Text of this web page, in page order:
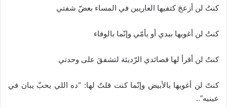
كنتُ لن أزعجَ كتفيها العاريين في المساء بعضّ شفتي
كنتُ لن أغويها بيدي أو بأمّي وإنّما بالوفاء
كنتُ لن أقرأ لها قصائدي الرّديئة لتشفقَ على وحدتي
كنتً لن أغويها بالأبيض وإنّما كنت قلتُ لها: “ده اللي يحبّ يبان في
عينيه”..